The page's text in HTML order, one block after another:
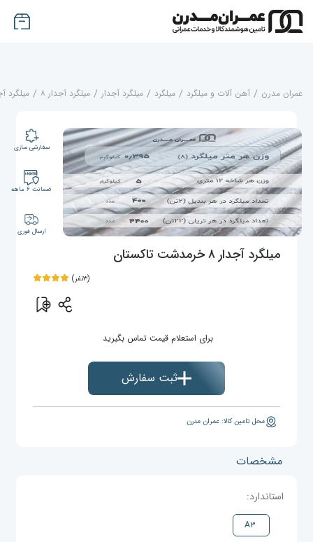
عمران مدرن / آهن آلات و میلگرد / میلگرد / میلگرد آجدار / میلگرد آجدار ۸ / میلگرد آجدار ۸
سفارشی سازی
ضمانت ۶ ماهه
ارسال فوری
میلگرد آجدار ۸ خرمدشت تاکستان
(۳نفر)
برای استعلام قیمت تماس بگیرید
ثبت سفارش
محل تامین کالا: عمران مدرن
مشخصات
استاندارد:
A۳